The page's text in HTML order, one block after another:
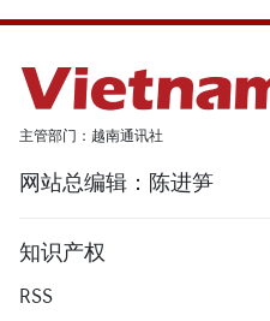
主管部门：越南通讯社
网站总编辑：陈进笋
知识产权
RSS